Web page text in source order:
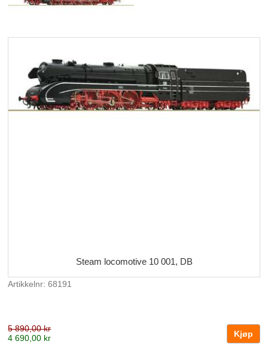
Steam locomotive 10 001, DB
Artikkelnr: 68191
5 890,00 kr
4 690,00 kr